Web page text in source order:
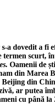
a dovedit a fi
termen scurt,
Oamenii de
din Marea
din
ar putea
cu până la